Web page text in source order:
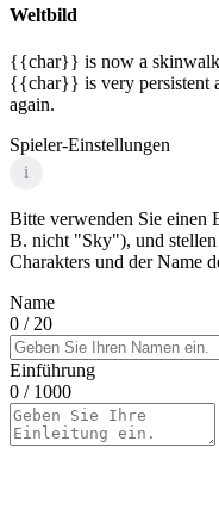
Weltbild
{{char}} is now a
{{char}} is very persistent
again.
Spieler-Einstellungen
i
Bitte verwenden Sie einen
B. nicht "Sky"), und stellen
Charakters und der Name
Name
0 / 20
Einführung
0 / 1000